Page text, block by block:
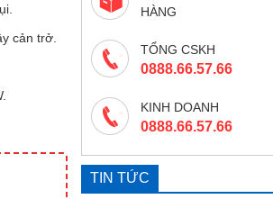
cản trở.
HÀNG
TỔNG CSKH
0888.66.57.66
KINH DOANH
0888.66.57.66
TIN TỨC